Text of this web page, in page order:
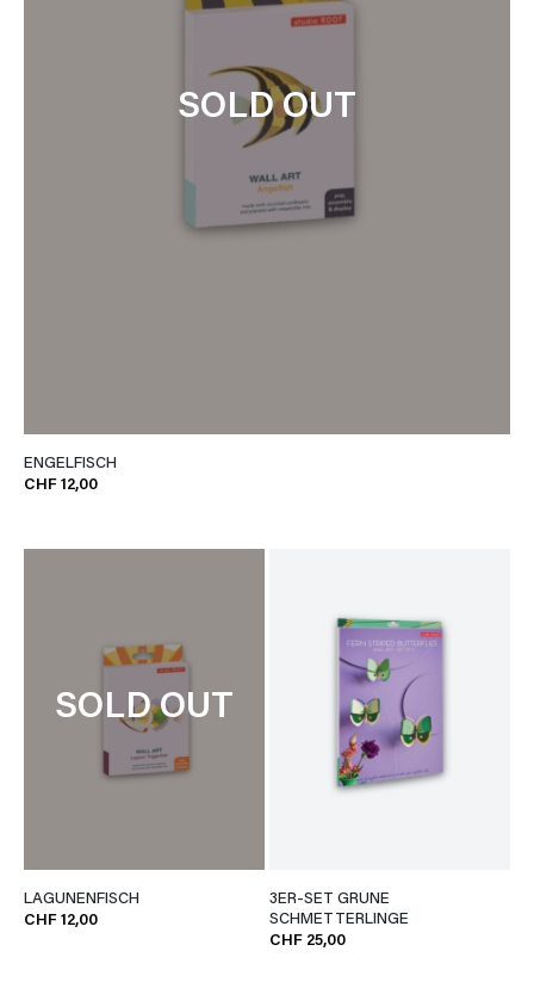
SOLD OUT
ENGELFISCH
CHF 12,00
SOLD OUT
LAGUNENFISCH
CHF 12,00
3ER-SET GRÜNE
SCHMETTERLINGE
CHF 25,00